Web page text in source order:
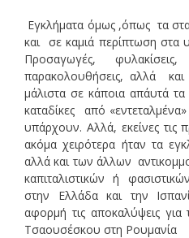
Εγκλήματα όμως ,όπως τα
και σε καμιά περίπτωση στα
Προσαγωγές, φυλακίσεις,
παρακολουθήσεις, αλλά
μάλιστα σε κάποια απ΄αυτά
καταδίκες από
υπάρχουν. Αλλά, εκείνες τις
ακόμα χειρότερα ήταν τα
αλλά και των άλλων
καπιταλιστικών ή
στην Ελλάδα και την
αφορμή τις αποκαλύψεις
Τσαουσέσκου στη Ρουμανία